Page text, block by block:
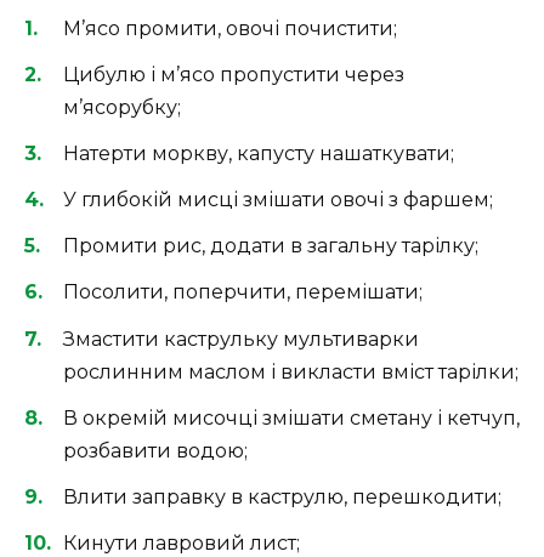
М’ясо промити, овочі почистити;
Цибулю і м’ясо пропустити через
м’ясорубку;
Натерти моркву, капусту нашаткувати;
У глибокій мисці змішати овочі з фаршем;
Промити рис, додати в загальну тарілку;
Посолити, поперчити, перемішати;
Змастити каструльку мультиварки
рослинним маслом і викласти вміст тарілки;
В окремій мисочці змішати сметану і кетчуп,
розбавити водою;
Влити заправку в каструлю, перешкодити;
Кинути лавровий лист;